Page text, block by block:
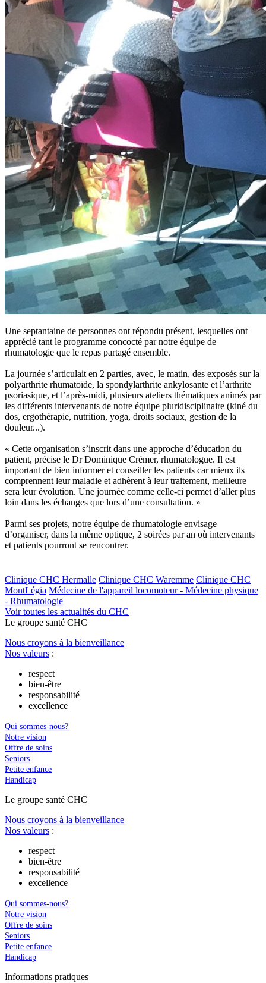
Une septantaine de personnes ont répondu présent, lesquelles ont
apprécié tant le programme concocté par notre équipe de
rhumatologie que le repas partagé ensemble.
La journée s’articulait en 2 parties, avec, le matin, des exposés sur la
polyarthrite rhumatoïde, la spondylarthrite ankylosante et l’arthrite
psoriasique, et l’après-midi, plusieurs ateliers thématiques animés par
les différents intervenants de notre équipe pluridisciplinaire (kiné du
dos, ergothérapie, nutrition, yoga, droits sociaux, gestion de la
douleur...).
« Cette organisation s’inscrit dans une approche d’éducation du
patient, précise le Dr Dominique Crémer, rhumatologue. Il est
important de bien informer et conseiller les patients car mieux ils
comprennent leur maladie et adhèrent à leur traitement, meilleure
sera leur évolution. Une journée comme celle-ci permet d’aller plus
loin dans les échanges que lors d’une consultation. »
Parmi ses projets, notre équipe de rhumatologie envisage
d’organiser, dans la même optique, 2 soirées par an où intervenants
et patients pourront se rencontrer.
Clinique CHC Hermalle Clinique CHC Waremme Clinique CHC
MontLégia Médecine de l'appareil locomoteur - Médecine physique
- Rhumatologie
Voir toutes les actualités du CHC
Le groupe santé CHC
Nous croyons à la bienveillance
Nos valeurs :
respect
bien-être
responsabilité
excellence
Qui sommes-nous?
Notre vision
Offre de soins
Seniors
Petite enfance
Handicap
Le groupe santé CHC
Nous croyons à la bienveillance
Nos valeurs :
respect
bien-être
responsabilité
excellence
Qui sommes-nous?
Notre vision
Offre de soins
Seniors
Petite enfance
Handicap
Informations pratiques